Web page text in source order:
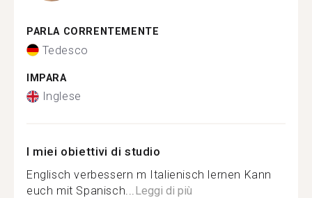
PARLA CORRENTEMENTE
Tedesco
IMPARA
Inglese
I miei obiettivi di studio
Englisch verbessern m Italienisch lernen Kann
euch mit Spanisch...Leggi di più